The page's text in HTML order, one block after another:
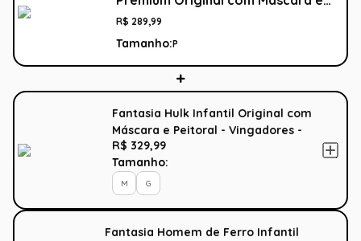
Peitoral - Vingadores - Marvel
R$ 289,99
Tamanho:P
Fantasia Hulk Infantil Original com
Máscara e Peitoral - Vingadores -
Marvel
R$ 329,99
Tamanho:
M G
Fantasia Homem de Ferro Infantil